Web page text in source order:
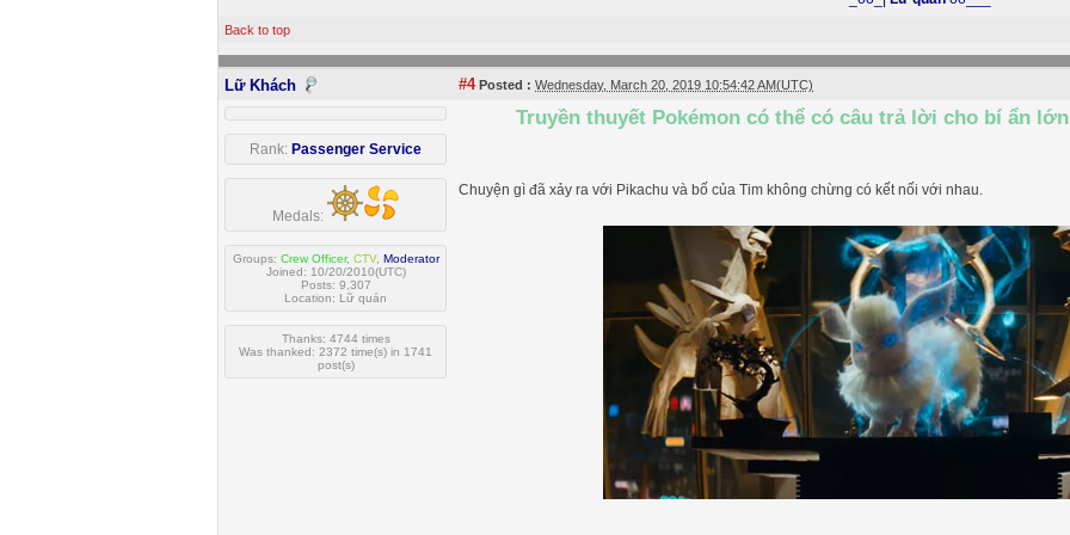
Back to top
Lữ Khách #4Posted : Wednesday, March 20, 2019 10:54:42 AM(UTC)
Rank: Passenger Service
Medals:
Groups: Crew Officer, CTV, Moderator
Joined: 10/20/2010(UTC)
Posts: 9,307
Location: Lữ quán
Thanks: 4744 times
Was thanked: 2372 time(s) in 1741
post(s)
Truyền thuyết Pokémon có thể có câu trả lời cho bí ẩn
Chuyện gì đã xảy ra với Pikachu và bố của Tim không chừng có kết nối với nhau.